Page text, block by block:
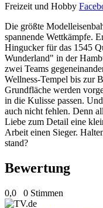
Freizeit und Hobby
Die größte
spannende Wettkämpfe.
Hingucker für das 1545
Wunderland" in der
zwei Teams
Wellness-Tempel bis zur
Grundfläche werden
in die Kulisse passen.
auch nicht fehlen. Denn
Liebe zum Detail eine
Arbeit einen Sieger.
stand?
Bewertung
0,0 0 Stimmen